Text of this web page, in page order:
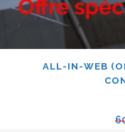
ALL-IN-WEB